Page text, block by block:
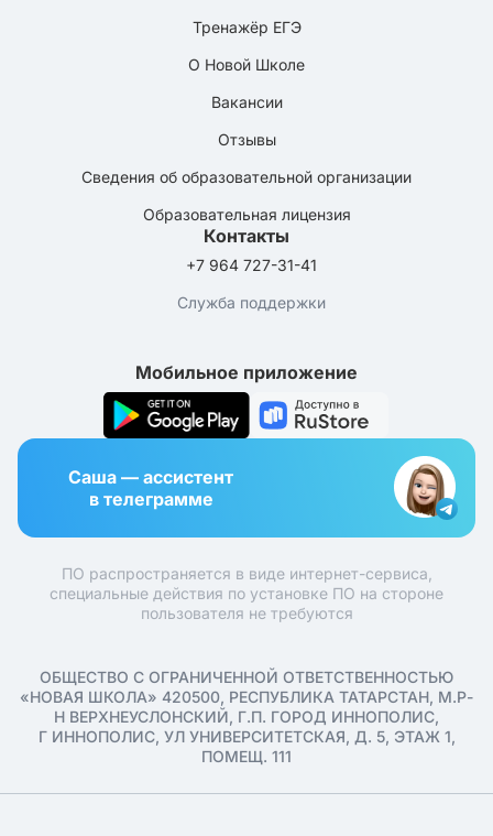
Тренажёр ЕГЭ
О Новой Школе
Вакансии
Отзывы
Сведения об образовательной организации
Образовательная лицензия
Контакты
+7 964 727-31-41
Служба поддержки
Мобильное приложение
Саша — ассистент
в телеграмме
ПО распространяется в виде интернет-сервиса,
специальные действия по установке ПО на стороне
пользователя не требуются
ОБЩЕСТВО С ОГРАНИЧЕННОЙ ОТВЕТСТВЕННОСТЬЮ
«НОВАЯ ШКОЛА» 420500, РЕСПУБЛИКА ТАТАРСТАН, М.Р-
Н ВЕРХНЕУСЛОНСКИЙ, Г.П. ГОРОД ИННОПОЛИС,
Г ИННОПОЛИС, УЛ УНИВЕРСИТЕТСКАЯ, Д. 5, ЭТАЖ 1,
ПОМЕЩ. 111